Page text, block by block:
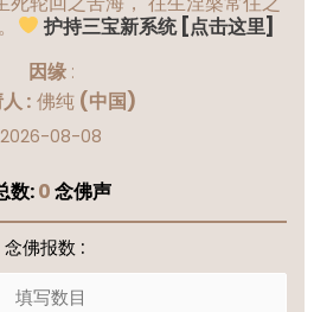
护持三宝新系统 [点击这里]
因缘:
: 佛纯 (中国)
2026-08-08
数:0念佛声
念佛报数 :